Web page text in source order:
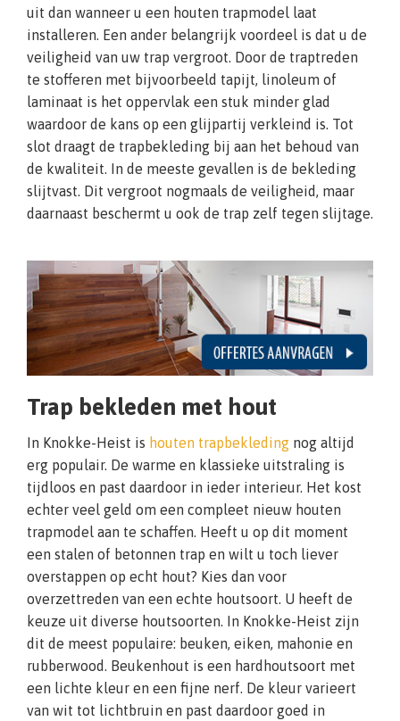
uit dan wanneer u een houten trapmodel laat
installeren. Een ander belangrijk voordeel is dat u de
veiligheid van uw trap vergroot. Door de traptreden
te stofferen met bijvoorbeeld tapijt, linoleum of
laminaat is het oppervlak een stuk minder glad
waardoor de kans op een glijpartij verkleind is. Tot
slot draagt de trapbekleding bij aan het behoud van
de kwaliteit. In de meeste gevallen is de bekleding
slijtvast. Dit vergroot nogmaals de veiligheid, maar
daarnaast beschermt u ook de trap zelf tegen slijtage.
Trap bekleden met hout
In Knokke-Heist is houten trapbekleding nog altijd
erg populair. De warme en klassieke uitstraling is
tijdloos en past daardoor in ieder interieur. Het kost
echter veel geld om een compleet nieuw houten
trapmodel aan te schaffen. Heeft u op dit moment
een stalen of betonnen trap en wilt u toch liever
overstappen op echt hout? Kies dan voor
overzettreden van een echte houtsoort. U heeft de
keuze uit diverse houtsoorten. In Knokke-Heist zijn
dit de meest populaire: beuken, eiken, mahonie en
rubberwood. Beukenhout is een hardhoutsoort met
een lichte kleur en een fijne nerf. De kleur varieert
van wit tot lichtbruin en past daardoor goed in